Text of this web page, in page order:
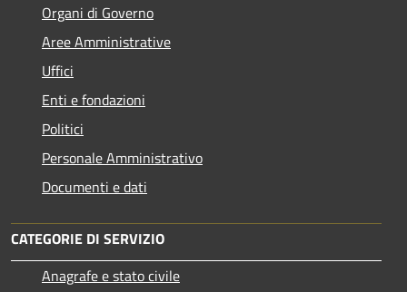
Organi di Governo
Aree Amministrative
Uffici
Enti e fondazioni
Politici
Personale Amministrativo
Documenti e dati
CATEGORIE DI SERVIZIO
Anagrafe e stato civile